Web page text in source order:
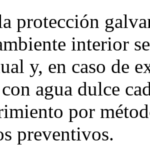
protección
interior
y, en caso de
agua dulce
por
preventivos.